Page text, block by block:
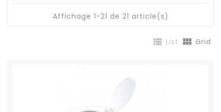
Affichage 1-21 de 21 article(s)
 Grid
 List